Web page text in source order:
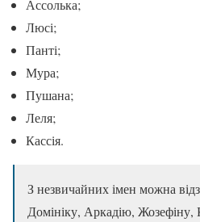
Ассолька;
Люсі;
Панті;
Мура;
Пушана;
Леля;
Кассія.
З незвичайних імен можна
Домініку, Аркадію, Жозефіну,